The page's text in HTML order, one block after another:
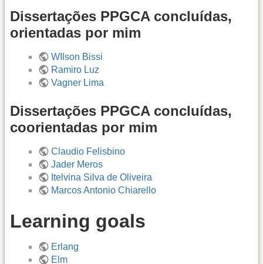
Dissertações PPGCA concluídas,
orientadas por mim
WIlson Bissi
Ramiro Luz
Vagner Lima
Dissertações PPGCA concluídas,
coorientadas por mim
Claudio Felisbino
Jader Meros
Itelvina Silva de Oliveira
Marcos Antonio Chiarello
Learning goals
Erlang
Elm